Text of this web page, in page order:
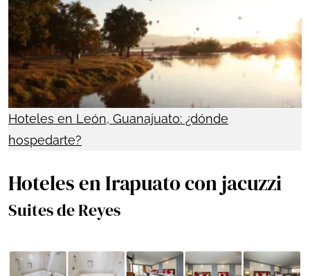
Hoteles en León, Guanajuato: ¿dónde
hospedarte?
Hoteles en Irapuato con jacuzzi
Suites de Reyes